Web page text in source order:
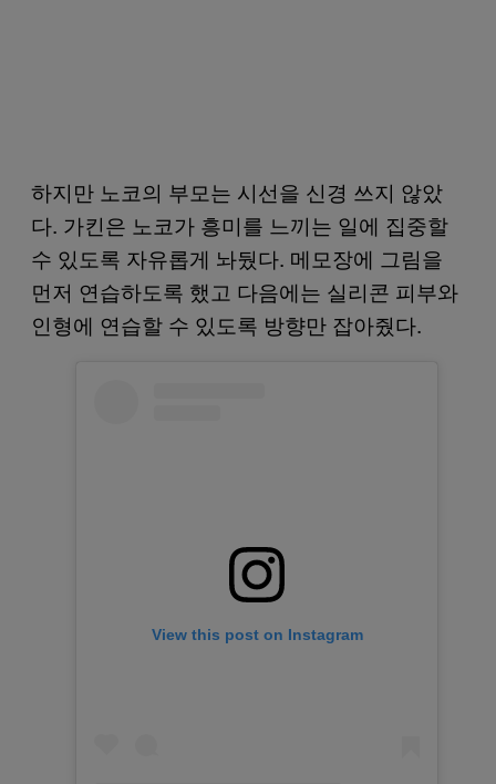
하지만 노코의 부모는 시선을 신경 쓰지 않았
다. 가킨은 노코가 흥미를 느끼는 일에 집중할
수 있도록 자유롭게 놔뒀다. 메모장에 그림을
먼저 연습하도록 했고 다음에는 실리콘 피부와
인형에 연습할 수 있도록 방향만 잡아줬다.
View this post on Instagram